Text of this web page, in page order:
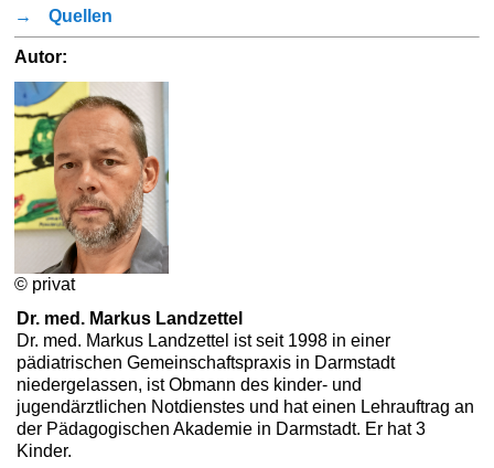
→ Quellen
Autor:
© privat
Dr. med. Markus Landzettel
Dr. med. Markus Landzettel ist seit 1998 in einer
pädiatrischen Gemeinschaftspraxis in Darmstadt
niedergelassen, ist Obmann des kinder- und
jugendärztlichen Notdienstes und hat einen Lehrauftrag an
der Pädagogischen Akademie in Darmstadt. Er hat 3
Kinder.